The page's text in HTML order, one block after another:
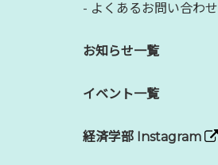
- よくあるお問い合わせ
お知らせ一覧
イベント一覧
経済学部 Instagram